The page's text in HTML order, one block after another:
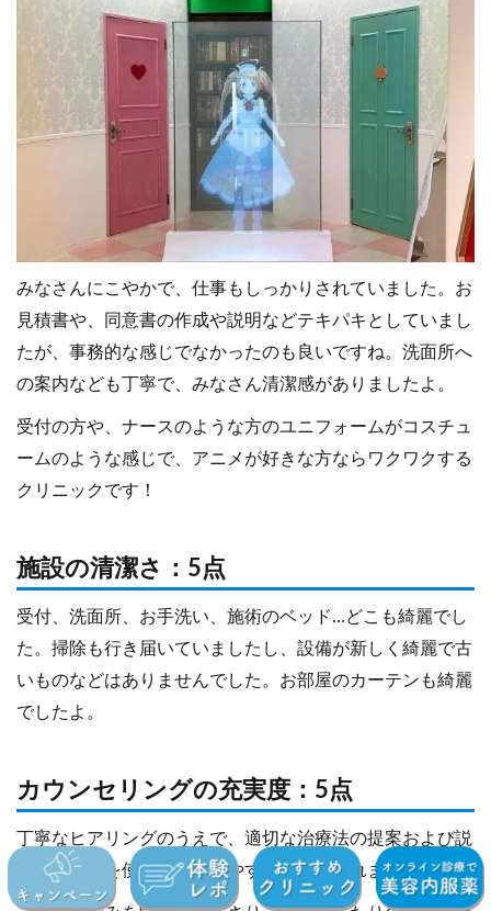
みなさんにこやかで、仕事もしっかりされていました。お
見積書や、同意書の作成や説明などテキパキとしていまし
たが、事務的な感じでなかったのも良いですね。洗面所へ
の案内なども丁寧で、みなさん清潔感がありましたよ。
受付の方や、ナースのような方のユニフォームがコスチュ
ームのような感じで、アニメが好きな方ならワクワクする
クリニックです！
施設の清潔さ：5点
受付、洗面所、お手洗い、施術のベッド…どこも綺麗でし
た。掃除も行き届いていましたし、設備が新しく綺麗で古
いものなどはありませんでした。お部屋のカーテンも綺麗
でしたよ。
カウンセリングの充実度：5点
丁寧なヒアリングのうえで、適切な治療法の提案および説
明を図などを使用しわかりやす説明してくれました。